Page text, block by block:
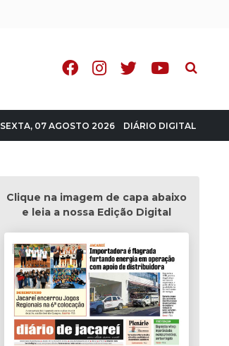
Pesquisa
SEXTA, 07 AGOSTO 2026 DIÁRIO DIGITAL
Clique na imagem de capa abaixo
e leia a nossa Edição Digital